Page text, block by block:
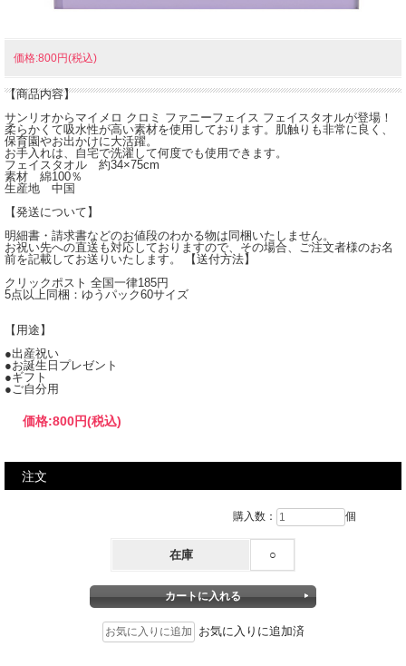
価格:800円(税込)
【商品内容】
サンリオからマイメロ クロミ ファニーフェイス フェイスタオルが登場！
柔らかくて吸水性が高い素材を使用しております。肌触りも非常に良く、
保育園やお出かけに大活躍。
お手入れは、自宅で洗濯して何度でも使用できます。
フェイスタオル 約34×75cm
素材 綿100％
生産地 中国
【発送について】
明細書・請求書などのお値段のわかる物は同梱いたしません。
お祝い先への直送も対応しておりますので、その場合、ご注文者様のお名
前を記載してお送りいたします。 【送付方法】
クリックポスト 全国一律185円
5点以上同梱：ゆうパック60サイズ
【用途】
●出産祝い
●お誕生日プレゼント
●ギフト
●ご自分用
価格:800円(税込)
注文
購入数： 個
在庫 ○
お気に入りに追加済